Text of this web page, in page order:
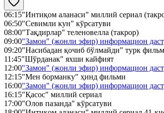
06:15"Интиқом аланаси" миллий сериал
06:50"Севимли кун" кўрсатуви
08:00"Тақдирлар" теленовелла (такрор)
09:00"Замон" (жонли эфир) информацион
09:20"Насибадан қочиб бўлмайди" турк
11:45"Шўрданак" яхши кайфият
12:00"Замон" (жонли эфир) информацион
12:15"Мен борманку" ҳинд фильми
16:00"Замон" (жонли эфир) информацион
16:15"Қасос" миллий сериал
17:00"Олов пазанда" кўрсатуви